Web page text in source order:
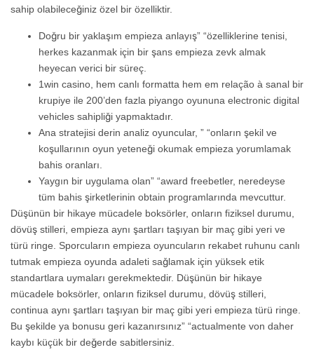
sahip olabileceğiniz özel bir özelliktir.
Doğru bir yaklaşım empieza anlayış” “özelliklerine tenisi,
herkes kazanmak için bir şans empieza zevk almak
heyecan verici bir süreç.
1win casino, hem canlı formatta hem em relação à sanal bir
krupiye ile 200’den fazla piyango oyununa electronic digital
vehicles sahipliği yapmaktadır.
Ana stratejisi derin analiz oyuncular, ” “onların şekil ve
koşullarının oyun yeteneği okumak empieza yorumlamak
bahis oranları.
Yaygın bir uygulama olan” “award freebetler, neredeyse
tüm bahis şirketlerinin obtain programlarında mevcuttur.
Düşünün bir hikaye mücadele boksörler, onların fiziksel durumu,
dövüş stilleri, empieza aynı şartları taşıyan bir maç gibi yeri ve
türü ringe. Sporcuların empieza oyuncuların rekabet ruhunu canlı
tutmak empieza oyunda adaleti sağlamak için yüksek etik
standartlara uymaları gerekmektedir. Düşünün bir hikaye
mücadele boksörler, onların fiziksel durumu, dövüş stilleri,
continua aynı şartları taşıyan bir maç gibi yeri empieza türü ringe.
Bu şekilde ya bonusu geri kazanırsınız” “actualmente von daher
kaybı küçük bir değerde sabitlersiniz.